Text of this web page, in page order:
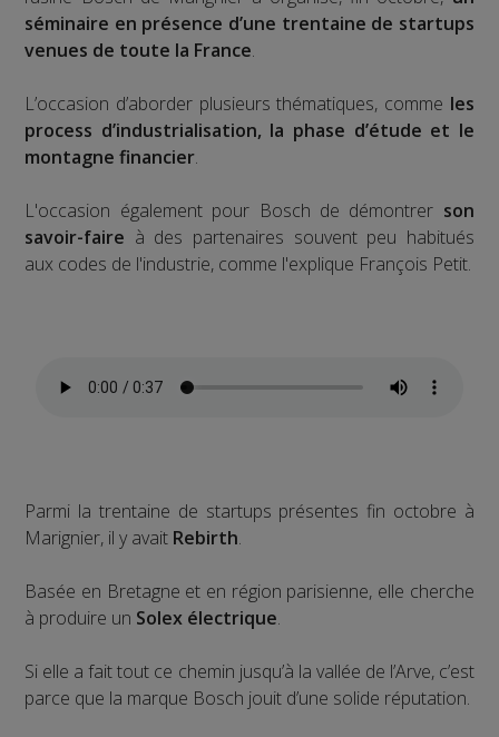
séminaire en présence d’une trentaine de startups
venues de toute la France.
L’occasion d’aborder plusieurs thématiques, comme les
process d’industrialisation, la phase d’étude et le
montagne financier.
L'occasion également pour Bosch de démontrer son
savoir-faire à des partenaires souvent peu habitués
aux codes de l'industrie, comme l'explique François Petit.
Parmi la trentaine de startups présentes fin octobre à
Marignier, il y avait Rebirth.
Basée en Bretagne et en région parisienne, elle cherche
à produire un Solex électrique.
Si elle a fait tout ce chemin jusqu’à la vallée de l’Arve, c’est
parce que la marque Bosch jouit d’une solide réputation.